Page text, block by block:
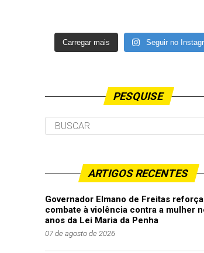
Carregar mais Seguir no
PESQUISE
ARTIGOS RECENTES
Governador Elmano de Freitas reforça
combate à violência contra a mulher
anos da Lei Maria da Penha
07 de agosto de 2026